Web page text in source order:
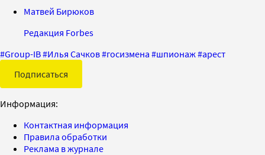
Матвей Бирюков
Редакция Forbes
#Group-IB#Илья Сачков#госизмена #шпионаж#арест
Подписаться
Информация:
Контактная информация
Правила обработки
Реклама в журнале